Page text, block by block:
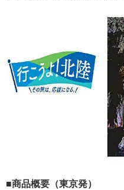
■商品概要（東京発）